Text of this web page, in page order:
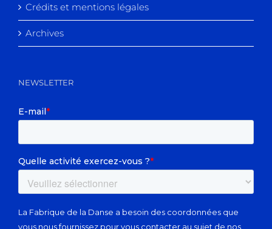
Crédits et mentions légales
Archives
NEWSLETTER